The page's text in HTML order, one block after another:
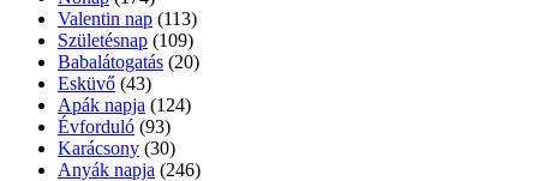
Valentin nap (113)
Születésnap (109)
Babalátogatás (20)
Esküvő (43)
Apák napja (124)
Évforduló (93)
Karácsony (30)
Anyák napja (246)